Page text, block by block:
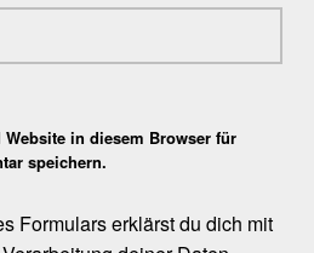
Website in diesem Browser für
speichern.
Formulars erklärst du dich mit